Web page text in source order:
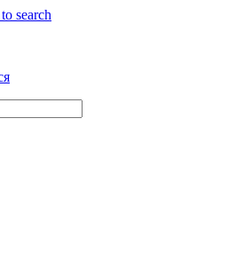
search